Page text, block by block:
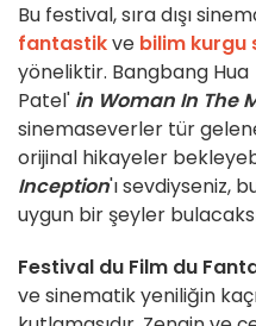
Bu festival, sıra dışı
fantastikve bilim kurgu
yöneliktir. Bangbang Hua
Patel' in Woman In The
sinemaseverler tür
orijinal hikayeler
Inception'ı sevdiyseniz,
uygun bir şeyler
Festival du Film du
ve sinematik yeniliğin